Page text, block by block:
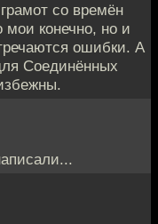
со времён
конечно, но и
ошибки. А
Соединённых